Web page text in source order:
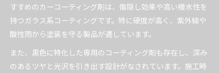
すすめのカーコーティング剤は、傷隠し効果や高い撥水性を
持つガラス系コーティングです。特に硬度が高く、紫外線や
酸性雨から塗装を守る製品が適しています。
また、黒色に特化した専用のコーティング剤も存在し、深み
のあるツヤと光沢を引き出す設計がなされています。施工時